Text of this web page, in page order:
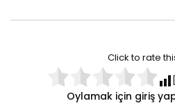
Click to rate
Oylamak için giriş